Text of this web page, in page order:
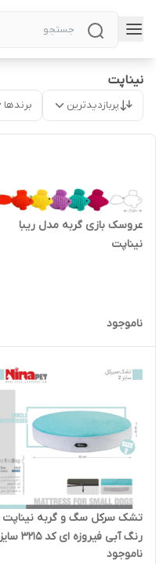
نیناپت
پربازدیدترین برندها
عروسک بازی گربه مدل ریبا
نیناپت
ناموجود
تشک سرکل سگ و گربه نیناپت
رنگ آبی فیروزه ای کد 3215 سایز
2
ناموجود